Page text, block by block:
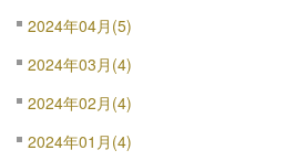
2024年04月(5)
2024年03月(4)
2024年02月(4)
2024年01月(4)